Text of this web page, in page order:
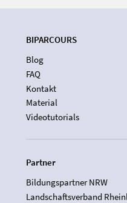
BIPARCOURS
Blog
FAQ
Kontakt
Material
Videotutorials
Partner
Bildungspartner NRW
Landschaftsverband